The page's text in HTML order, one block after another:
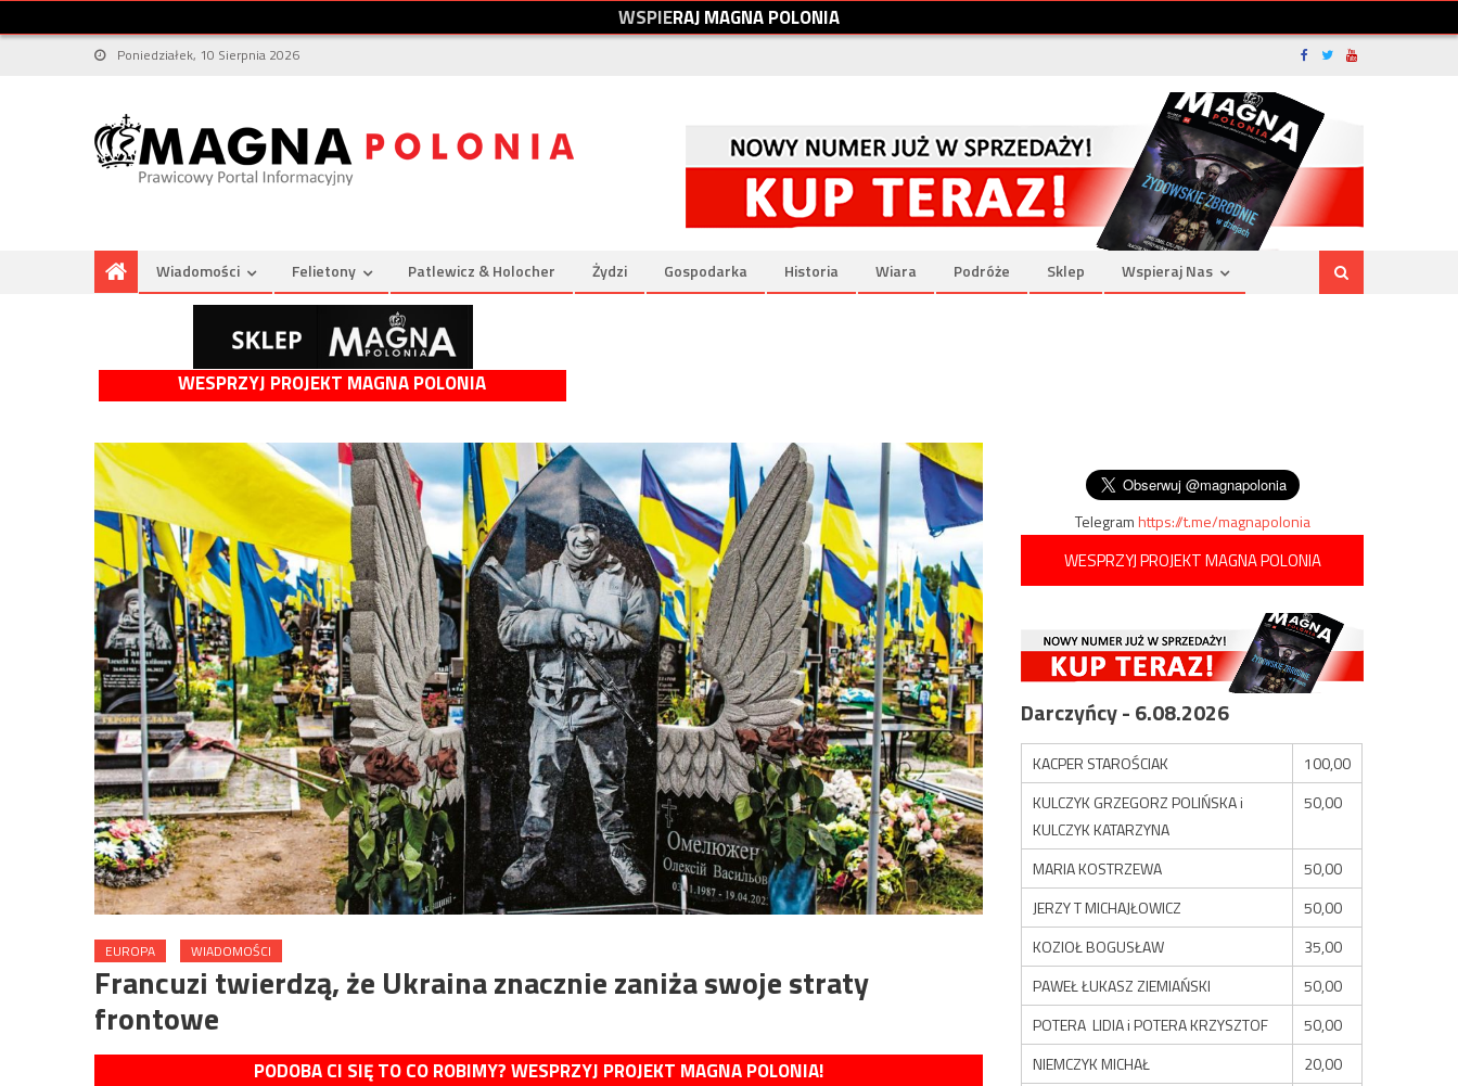
WSPIERAJMAGNAPOLONIA
Poniedziałek, 10 Sierpnia 2026
Wiadomości Felietony Patlewicz & Holocher Żydzi Gospodarka Historia Wiara Podróże Sklep Wspieraj Nas
WESPRZYJ PROJEKT MAGNA POLONIA
EUROPA WIADOMOŚCI
Francuzi twierdzą, że Ukraina znacznie zaniża swoje straty
frontowe
PODOBA CI SIĘ TO CO ROBIMY? WESPRZYJ PROJEKT MAGNA POLONIA!
Telegramhttps://t.me/magnapolonia
WESPRZYJ PROJEKT MAGNA POLONIA
Darczyńcy - 6.08.2026
KACPER STAROŚCIAK
100,00
KULCZYK GRZEGORZ POLIŃSKA i
KULCZYK KATARZYNA
50,00
MARIA KOSTRZEWA
50,00
JERZY T MICHAJŁOWICZ
50,00
KOZIOŁ BOGUSŁAW
35,00
PAWEŁ ŁUKASZ ZIEMIAŃSKI
50,00
POTERA LIDIA i POTERA KRZYSZTOF
50,00
NIEMCZYK MICHAŁ
20,00